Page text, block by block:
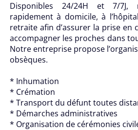
Disponibles 24/24H et 7/7J,
rapidement à domicile, à
retraite afin d’assurer la prise en
accompagner les proches dans
Notre entreprise propose
obsèques.
* Inhumation
* Crémation
* Transport du défunt toutes
* Démarches administratives
* Organisation de cérémonies